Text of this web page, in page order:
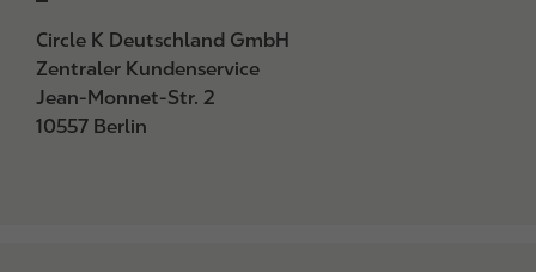
Circle K Deutschland GmbH
Zentraler Kundenservice
Jean-Monnet-Str. 2
10557 Berlin